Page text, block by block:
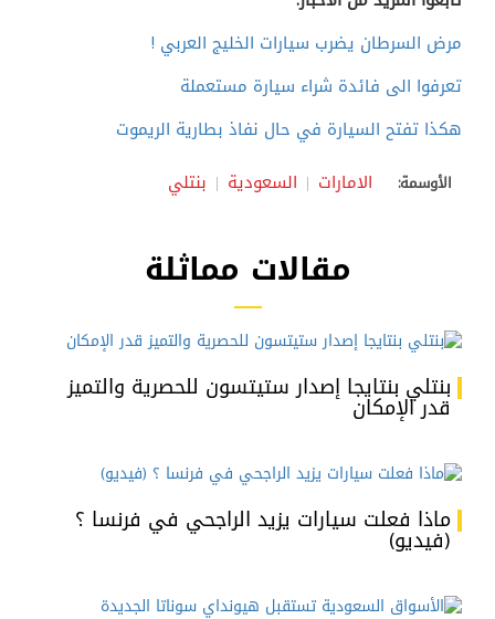
مرض السرطان يضرب سيارات الخليج العربي !
تعرفوا الى فائدة شراء سيارة مستعملة
هكذا تفتح السيارة في حال نفاذ بطارية الريموت
الأوسمة: الامارات السعودية بنتلي
مقالات مماثلة
بنتلي بنتايجا إصدار ستيتسون للحصرية والتميز
قدر الإمكان
ماذا فعلت سيارات يزيد الراجحي في فرنسا ؟
(فيديو)